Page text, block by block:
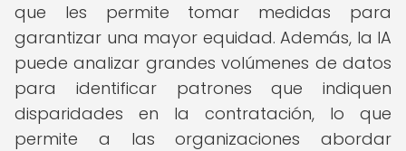
que les permite tomar medidas para
garantizar una mayor equidad. Además, la IA
puede analizar grandes volúmenes de datos
para identificar patrones que indiquen
disparidades en la contratación, lo que
permite a las organizaciones abordar